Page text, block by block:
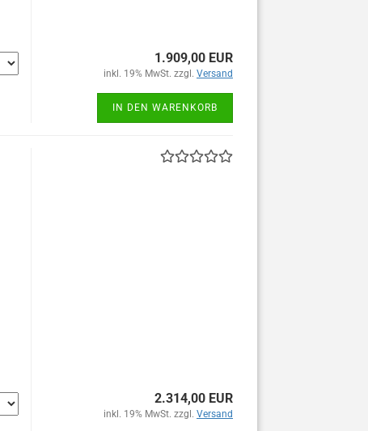
1.909,00 EUR
inkl. 19% MwSt. zzgl. Versand
IN DEN WARENKORB
2.314,00 EUR
inkl. 19% MwSt. zzgl. Versand